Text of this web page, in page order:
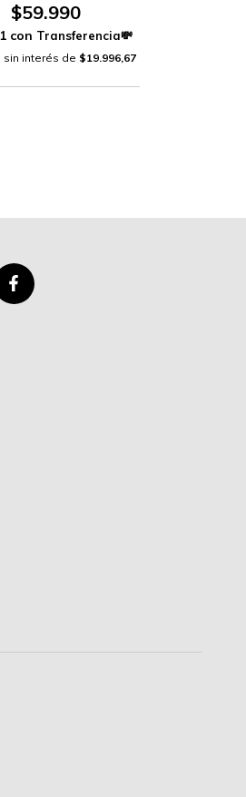
$59.990
con
sin interés de $19.996,67